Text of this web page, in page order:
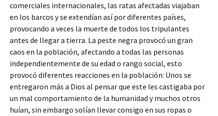
comerciales internacionales, las ratas afectadas viajaban
en los barcos y se extendían así por diferentes países,
provocando a veces la muerte de todos los tripulantes
antes de llegar a tierra. La peste negra provocó un gran
caos en la población, afectando a todas las personas
independientemente de su edad o rango social, esto
provocó diferentes reacciones en la población: Unos se
entregaron más a Dios al pensar que este les castigaba por
un mal comportamiento de la humanidad y muchos otros
huían, sin embargo solían llevar consigo en sus ropas o